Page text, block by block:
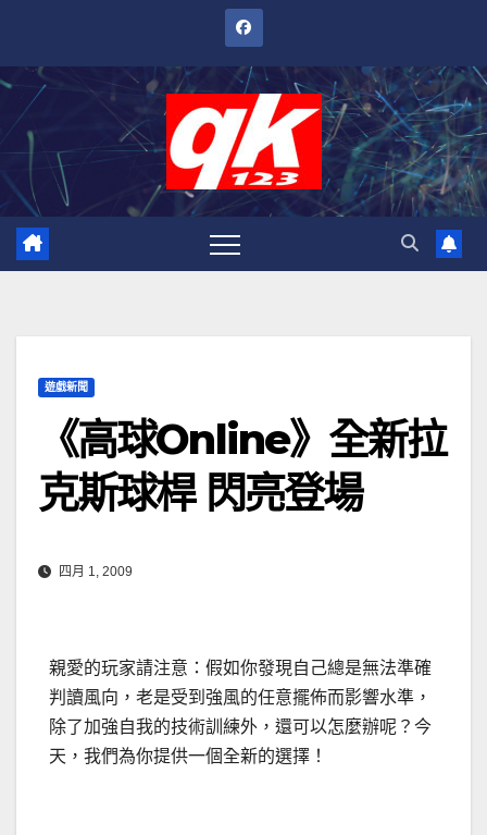
內
遊戲新聞
《高球Online》全新拉
克斯球桿 閃亮登場
四月 1, 2009
親愛的玩家請注意：假如你發現自己總是無法準確
判讀風向，老是受到強風的任意擺佈而影響水準，
除了加強自我的技術訓練外，還可以怎麼辦呢？今
天，我們為你提供一個全新的選擇！